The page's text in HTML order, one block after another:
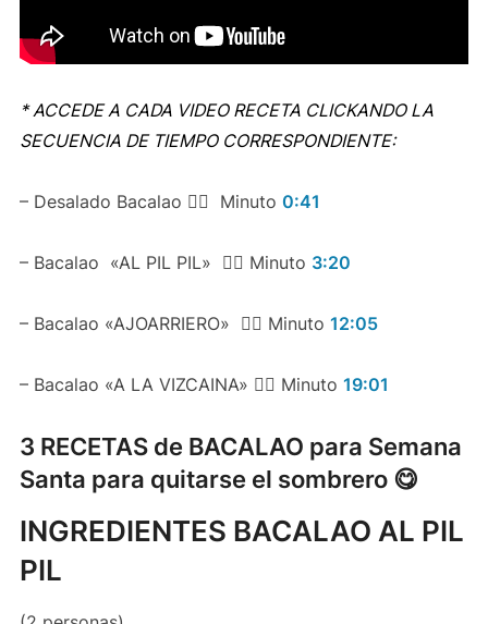
* ACCEDE A CADA VIDEO RECETA CLICKANDO LA
SECUENCIA DE TIEMPO CORRESPONDIENTE:
– Desalado Bacalao 👉🏻 Minuto 0:41
– Bacalao «AL PIL PIL» 👉🏻 Minuto 3:20
– Bacalao «AJOARRIERO» 👉🏻 Minuto 12:05
– Bacalao «A LA VIZCAINA» 👉🏻 Minuto 19:01
3 RECETAS de BACALAO para Semana
Santa para quitarse el sombrero 😋
INGREDIENTES BACALAO AL PIL
PIL